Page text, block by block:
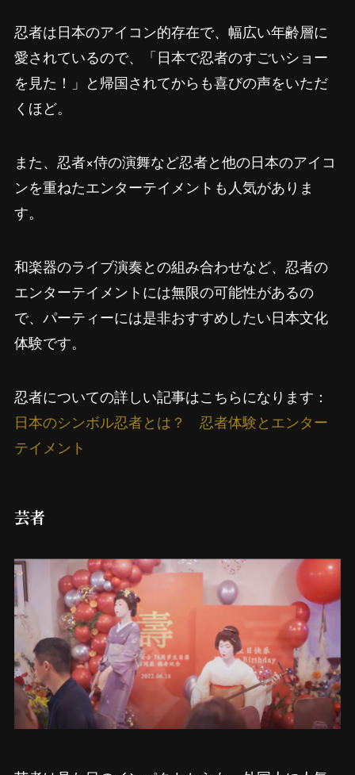
忍者は日本のアイコン的存在で、幅広い年齢層に
愛されているので、「日本で忍者のすごいショー
を見た！」と帰国されてからも喜びの声をいただ
くほど。
また、忍者×侍の演舞など忍者と他の日本のアイコ
ンを重ねたエンターテイメントも人気がありま
す。
和楽器のライブ演奏との組み合わせなど、忍者の
エンターテイメントには無限の可能性があるの
で、パーティーには是非おすすめしたい日本文化
体験です。
忍者についての詳しい記事はこちらになります：
日本のシンボル忍者とは？ 忍者体験とエンター
テイメント
芸者